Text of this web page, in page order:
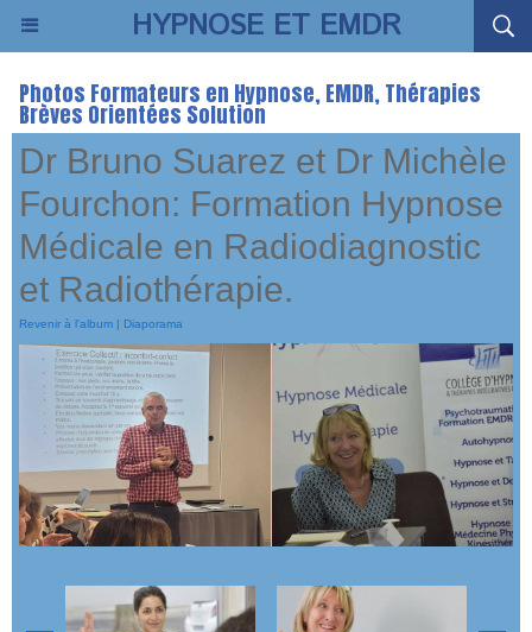
HYPNOSE ET EMDR
Photos Formateurs en Hypnose, EMDR, Thérapies
Brèves Orientées Solution
Dr Bruno Suarez et Dr Michèle
Fourchon: Formation Hypnose
Médicale en Radiodiagnostic
et Radiothérapie.
Revenir à l'album | Diaporama